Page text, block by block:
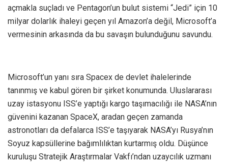
açmakla suçladı ve Pentagon’un bulut sistemi “Jedi” için 10
milyar dolarlık ihaleyi geçen yıl Amazon’a değil, Microsoft’a
vermesinin arkasında da bu savaşın bulunduğunu savundu.
Microsoft’un yanı sıra Spacex de devlet ihalelerinde
tanınmış ve kabul gören bir şirket konumunda. Uluslararası
uzay istasyonu ISS’e yaptığı kargo taşımacılığı ile NASA’nın
güvenini kazanan SpaceX, aradan geçen zamanda
astronotları da defalarca ISS’e taşıyarak NASA’yı Rusya’nın
Soyuz kapsüllerine bağımlılıktan kurtarmış oldu. Düşünce
kuruluşu Stratejik Araştırmalar Vakfı’ndan uzaycılık uzmanı